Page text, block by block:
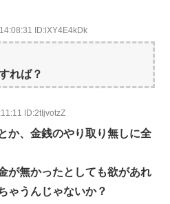
ID:lXY4E4kDk
れば？
ID:2tIjvotzZ
か、金銭のやり取り無しに全
が無かったとしても欲があれ
ゃうんじゃないか？